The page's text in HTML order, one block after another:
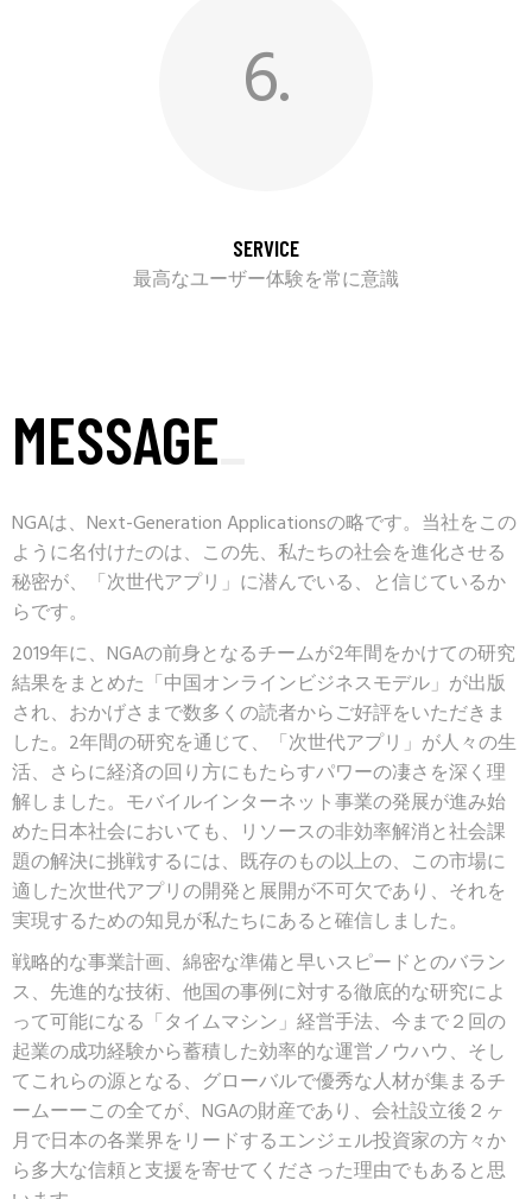
6.
SERVICE
最高なユーザー体験を常に意識
MESSAGE
NGAは、Next-Generation Applicationsの略です。当社をこの
ように名付けたのは、この先、私たちの社会を進化させる
秘密が、「次世代アプリ」に潜んでいる、と信じているか
らです。
2019年に、NGAの前身となるチームが2年間をかけての研究
結果をまとめた「中国オンラインビジネスモデル」が出版
され、おかげさまで数多くの読者からご好評をいただきま
した。2年間の研究を通じて、「次世代アプリ」が人々の生
活、さらに経済の回り方にもたらすパワーの凄さを深く理
解しました。モバイルインターネット事業の発展が進み始
めた日本社会においても、リソースの非効率解消と社会課
題の解決に挑戦するには、既存のもの以上の、この市場に
適した次世代アプリの開発と展開が不可欠であり、それを
実現するための知見が私たちにあると確信しました。
戦略的な事業計画、綿密な準備と早いスピードとのバラン
ス、先進的な技術、他国の事例に対する徹底的な研究によ
って可能になる「タイムマシン」経営手法、今まで２回の
起業の成功経験から蓄積した効率的な運営ノウハウ、そし
てこれらの源となる、グローバルで優秀な人材が集まるチ
ームーーこの全てが、NGAの財産であり、会社設立後２ヶ
月で日本の各業界をリードするエンジェル投資家の方々か
ら多大な信頼と支援を寄せてくださった理由でもあると思